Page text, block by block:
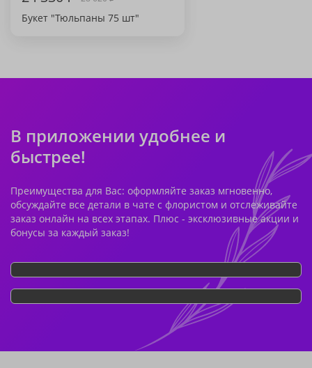
Букет "Тюльпаны 75 шт"
В приложении удобнее и
быстрее!
Преимущества для Вас: оформляйте заказ мгновенно,
обсуждайте все детали в чате с флористом и отслеживайте
заказ онлайн на всех этапах. Плюс - эксклюзивные акции и
бонусы за каждый заказ!